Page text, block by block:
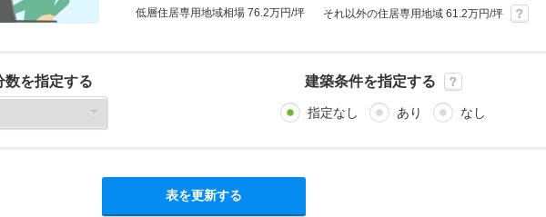
低層住居専用地域相場 76.2万円/坪 それ以外の住居専用地域 61.2万円/坪
数を指定する 建築条件を指定する
指定なし あり なし
表を更新する